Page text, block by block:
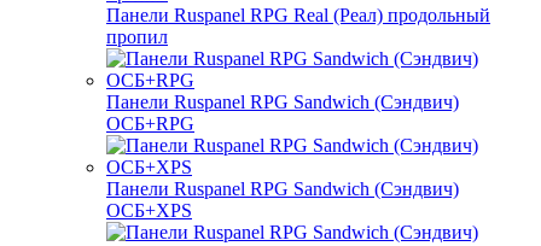
Панели Ruspanel RPG Real (Реал) продольный
пропил
Панели Ruspanel RPG Sandwich (Сэндвич)
ОСБ+RPG
Панели Ruspanel RPG Sandwich (Сэндвич)
ОСБ+XPS